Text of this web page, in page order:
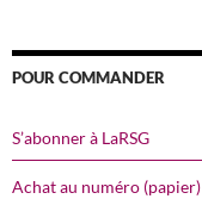
POUR COMMANDER
S’abonner à LaRSG
Achat au numéro (papier)